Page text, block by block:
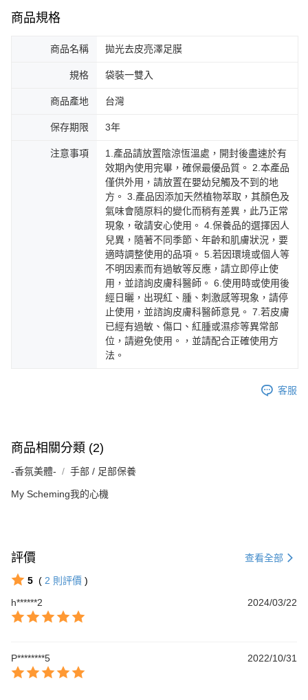
商品規格
商品名稱 拋光去皮亮澤足膜
規格 袋裝一雙入
商品產地 台灣
保存期限 3年
注意事項
1.產品請放置陰涼恆溫處，開封後盡速於有
效期內使用完畢，確保最優品質。 2.本產品
僅供外用，請放置在嬰幼兒觸及不到的地
方。 3.產品因添加天然植物萃取，其顏色及
氣味會隨原料的變化而稍有差異，此乃正常
現象，敬請安心使用。 4.保養品的選擇因人
兒異，隨著不同季節、年齡和肌膚狀況，要
適時調整使用的品項。 5.若因環境或個人等
不明因素而有過敏等反應，請立即停止使
用，並諮詢皮膚科醫師。 6.使用時或使用後
經日曬，出現紅、腫、刺激感等現象，請停
止使用，並諮詢皮膚科醫師意見。 7.若皮膚
已經有過敏、傷口、紅腫或濕疹等異常部
位，請避免使用。，並請配合正確使用方
法。
客服
商品相關分類 (2)
-香氛美體- 手部 / 足部保養
My Scheming我的心機
評價 查看全部
5 ( 2 則評價 )
h******2
2024/03/22
P********5 2022/10/31